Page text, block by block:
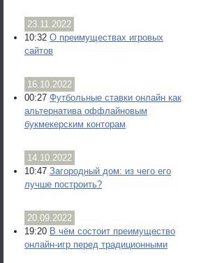
23.11.2022
10:32 О преимуществах игровых
сайтов
16.10.2022
00:27 Футбольные ставки онлайн как
альтернатива оффлайновым
букмекерским конторам
14.10.2022
10:47 Загородный дом: из чего его
лучше построить?
20.09.2022
19:20 В чём состоит преимущество
онлайн-игр перед традиционными